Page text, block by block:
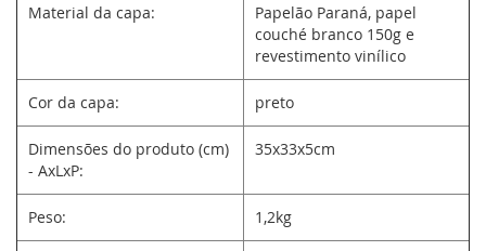
Material da capa:
Papelão Paraná, papel
couché branco 150g e
revestimento vinílico
Cor da capa: preto
Dimensões do produto (cm)
- AxLxP:
35x33x5cm
Peso: 1,2kg